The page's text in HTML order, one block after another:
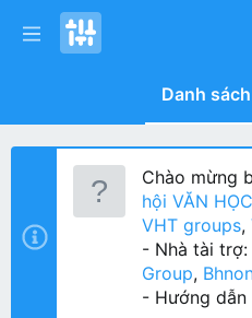
Danh
Chào mừng
hội VĂN
VHT groups,
- Nhà tài trợ:
Group,
- Hướng dẫn